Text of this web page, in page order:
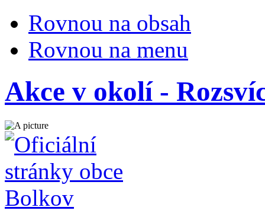
Rovnou na obsah
Rovnou na menu
Akce v okolí -